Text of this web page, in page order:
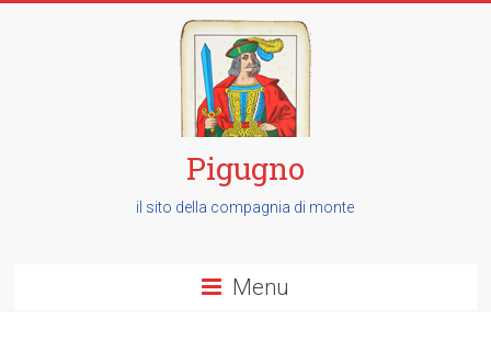
Pigugno
il sito della compagnia di monte
Menu